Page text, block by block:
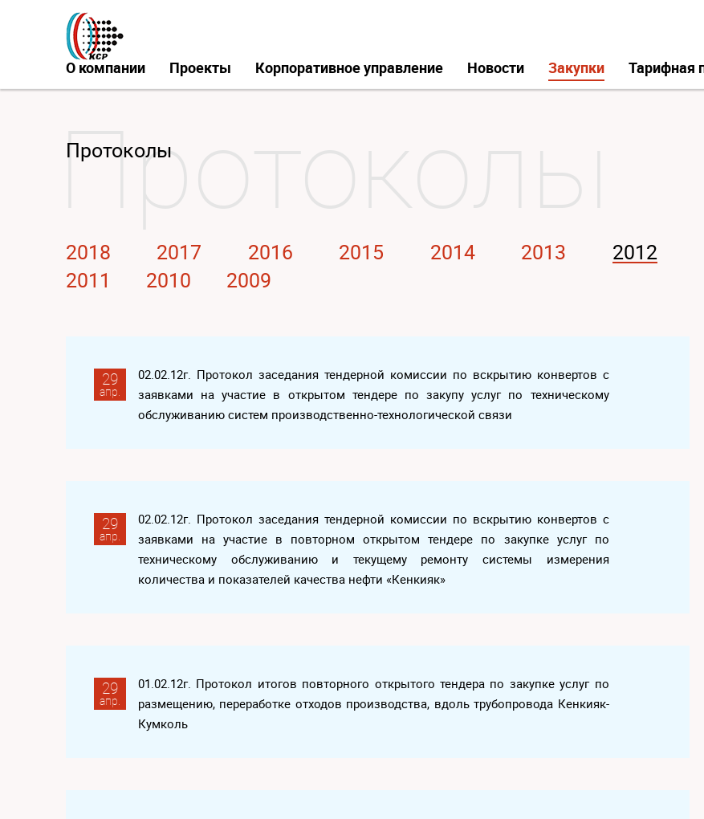
О компании Проекты Корпоративное управление Новости Закупки Тарифная
Протоколы
2018 2017 2016 2015 2014 2013
2012
2011
2010 2009
29
апр.
02.02.12г. Протокол заседания тендерной комиссии по вскрытию конвертов с
заявками на участие в открытом тендере по закупу услуг по техническому
обслуживанию систем производственно-технологической связи
29
апр.
02.02.12г. Протокол заседания тендерной комиссии по вскрытию конвертов с
заявками на участие в повторном открытом тендере по закупке услуг по
техническому обслуживанию и текущему ремонту системы измерения
количества и показателей качества нефти «Кенкияк»
29
апр.
01.02.12г. Протокол итогов повторного открытого тендера по закупке услуг по
размещению, переработке отходов производства, вдоль трубопровода Кенкияк-
Кумколь